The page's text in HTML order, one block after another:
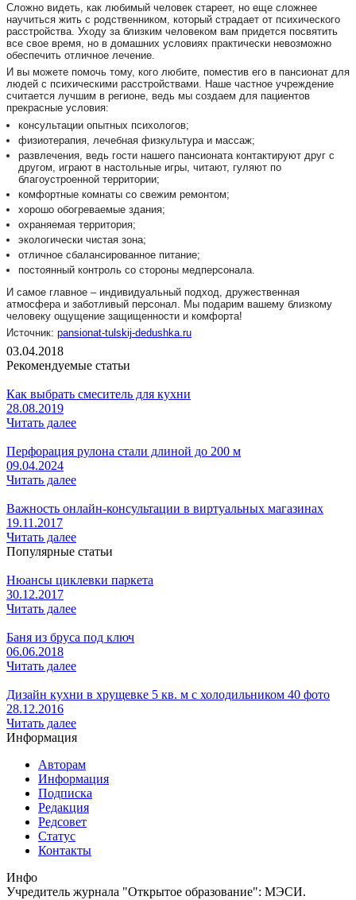
Сложно видеть, как любимый человек стареет, но еще сложнее
научиться жить с родственником, который страдает от психического
расстройства. Уходу за близким человеком вам придется посвятить
все свое время, но в домашних условиях практически невозможно
обеспечить отличное лечение.
И вы можете помочь тому, кого любите, поместив его в пансионат для
людей с психическими расстройствами. Наше частное учреждение
считается лучшим в регионе, ведь мы создаем для пациентов
прекрасные условия:
консультации опытных психологов;
физиотерапия, лечебная физкультура и массаж;
развлечения, ведь гости нашего пансионата контактируют друг с
другом, играют в настольные игры, читают, гуляют по
благоустроенной территории;
комфортные комнаты со свежим ремонтом;
хорошо обогреваемые здания;
охраняемая территория;
экологически чистая зона;
отличное сбалансированное питание;
постоянный контроль со стороны медперсонала.
И самое главное – индивидуальный подход, дружественная
атмосфера и заботливый персонал. Мы подарим вашему близкому
человеку ощущение защищенности и комфорта!
Источник: pansionat-tulskij-dedushka.ru
03.04.2018
Рекомендуемые статьи
Как выбрать смеситель для кухни
28.08.2019
Читать далее
Перфорация рулона стали длиной до 200 м
09.04.2024
Читать далее
Важность онлайн-консультации в виртуальных магазинах
19.11.2017
Читать далее
Популярные статьи
Нюансы циклевки паркета
30.12.2017
Читать далее
Баня из бруса под ключ
06.06.2018
Читать далее
Дизайн кухни в хрущевке 5 кв. м с холодильником 40 фото
28.12.2016
Читать далее
Информация
Авторам
Информация
Подписка
Редакция
Редсовет
Статус
Контакты
Инфо
Учредитель журнала "Открытое образование": МЭСИ.